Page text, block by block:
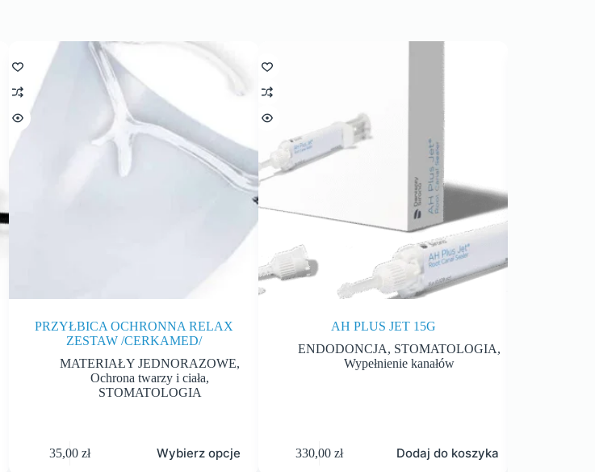
PRZYŁBICA OCHRONNA RELAX
ZESTAW /CERKAMED/
MATERIAŁY JEDNORAZOWE,
Ochrona twarzy i ciała,
STOMATOLOGIA
35,00 zł Wybierz opcje
AH PLUS JET 15G
ENDODONCJA, STOMATOLOGIA,
Wypełnienie kanałów
330,00 zł Dodaj do koszyka